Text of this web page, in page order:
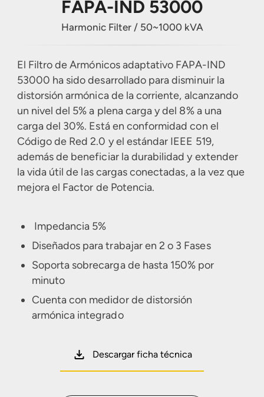
Other Services
FAPA-IND 53000
Harmonic Filter / 50~1000 kVA
El Filtro de Armónicos adaptativo FAPA-IND
53000 ha sido desarrollado para disminuir la
distorsión armónica de la corriente, alcanzando
un nivel del 5% a plena carga y del 8% a una
carga del 30%. Está en conformidad con el
Código de Red 2.0 y el estándar IEEE 519,
además de beneficiar la durabilidad y extender
la vida útil de las cargas conectadas, a la vez que
mejora el Factor de Potencia.
Impedancia 5%
Diseñados para trabajar en 2 o 3 Fases
Soporta sobrecarga de hasta 150% por
minuto
Cuenta con medidor de distorsión
armónica integrado
Descargar ficha técnica